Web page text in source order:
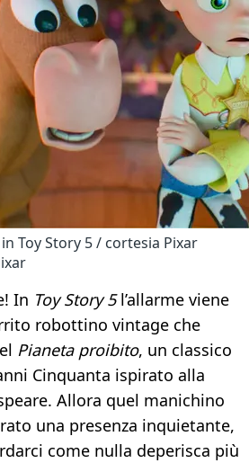
in Toy Story 5 / cortesia Pixar
In Toy Story 5l’allarme viene
robottino vintage che
Pianeta proibito, un classico
Cinquanta ispirato alla
Allora quel manichino
una presenza inquietante,
come nulla deperisca più